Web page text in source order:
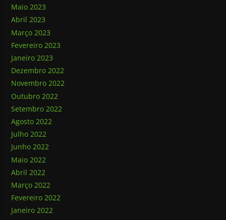
Maio 2023
Abril 2023
Março 2023
Fevereiro 2023
Janeiro 2023
Dezembro 2022
Novembro 2022
Outubro 2022
Setembro 2022
Agosto 2022
Julho 2022
Junho 2022
Maio 2022
Abril 2022
Março 2022
Fevereiro 2022
Janeiro 2022